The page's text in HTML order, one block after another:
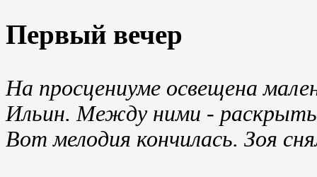
Первый вечер
На просцениуме освещена
Ильин. Между ними -
Вот мелодия кончилась. Зоя